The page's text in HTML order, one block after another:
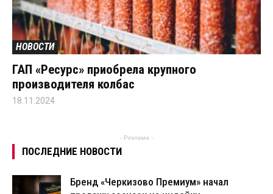
НОВОСТИ
ГАП «Ресурс» приобрела крупного
производителя колбас
18.11.2024
- Реклама -
ПОСЛЕДНИЕ НОВОСТИ
Бренд «Черкизово Премиум» начал